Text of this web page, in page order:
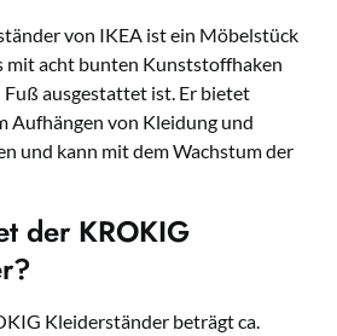
von IKEA ist ein Möbelstück
mit acht bunten Kunststoffhaken
ausgestattet ist. Er bietet
Aufhängen von Kleidung und
und kann mit dem Wachstum der
der KROKIG
Kleiderständer beträgt ca.